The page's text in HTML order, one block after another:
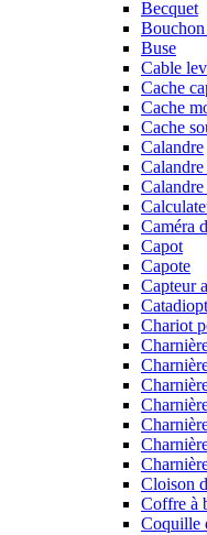
Becquet
Bouchon
Buse
Cable
Cache
Cache
Cache
Calandre
Caméra
Capot
Capote
Capteur
Chariot
Cloison
Coffre à
Coquille